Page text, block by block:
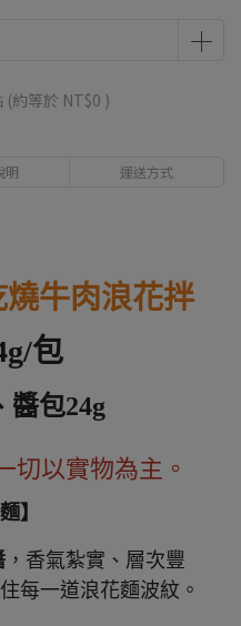
(約等於 NT$0 )
明 運送方式
燒牛肉浪花拌
包
醬包24g
以實物為主。
】
，香氣紮實、層次豐
每一道浪花麵波紋。